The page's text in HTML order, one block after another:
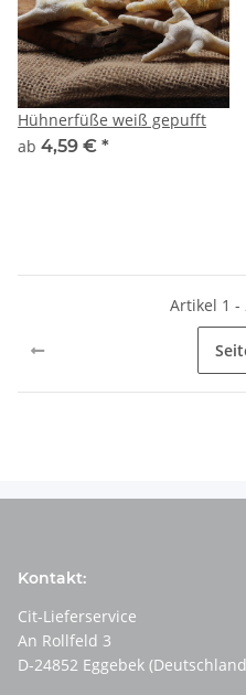
Hühnerfüße weiß gepufft
ab 4,59 € *
Artikel 1 -
Kontakt:
Cit-Lieferservice
An Rollfeld 3
D-24852 Eggebek